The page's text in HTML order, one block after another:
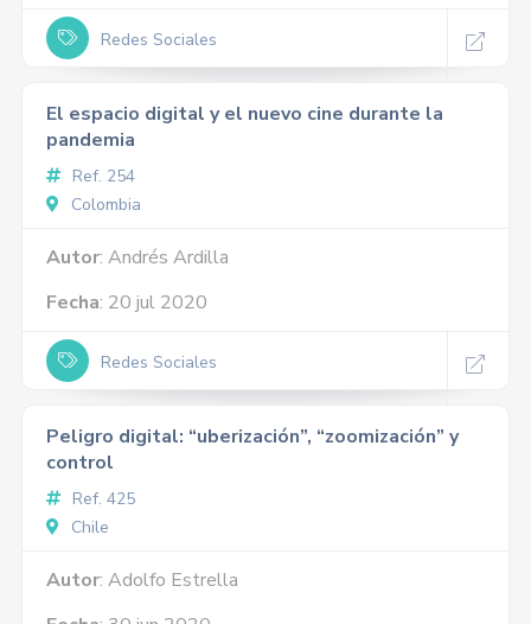
Redes Sociales
El espacio digital y el nuevo cine durante la
pandemia
Ref. 254
Colombia
Autor: Andrés Ardilla
Fecha: 20 jul 2020
Redes Sociales
Peligro digital: “uberización”, “zoomización” y
control
Ref. 425
Chile
Autor: Adolfo Estrella